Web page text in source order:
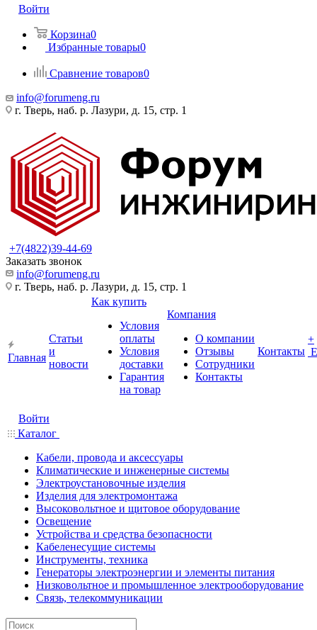
Войти
Корзина0
Избранные товары0
Сравнение товаров0
info@forumeng.ru
г. Тверь, наб. р. Лазури, д. 15, стр. 1
+7(4822)39-44-69
Заказать звонок
info@forumeng.ru
г. Тверь, наб. р. Лазури, д. 15, стр. 1
Главная
Статьи
и
новости
Как купить
Условия
оплаты
Условия
доставки
Гарантия
на товар
Компания
О компании
Отзывы
Сотрудники
Контакты
Контакты
+
Войти
Каталог
Кабели, провода и аксессуары
Климатические и инженерные системы
Электроустановочные изделия
Изделия для электромонтажа
Высоковольтное и щитовое оборудование
Освещение
Устройства и средства безопасности
Кабеленесущие системы
Инструменты, техника
Генераторы электроэнергии и элементы питания
Низковольтное и промышленное электрооборудование
Связь, телекоммуникации